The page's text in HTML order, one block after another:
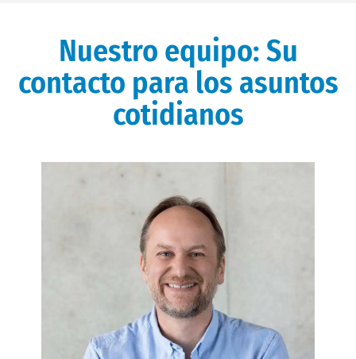
Nuestro equipo: Su
contacto para los asuntos
cotidianos